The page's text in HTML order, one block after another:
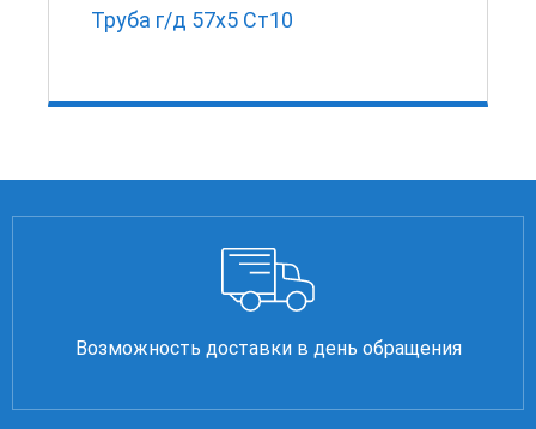
Труба г/д 57х5 Ст10
Возможность доставки в день обращения